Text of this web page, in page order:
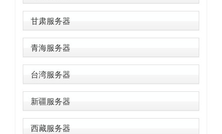
甘肃服务器
青海服务器
台湾服务器
新疆服务器
西藏服务器